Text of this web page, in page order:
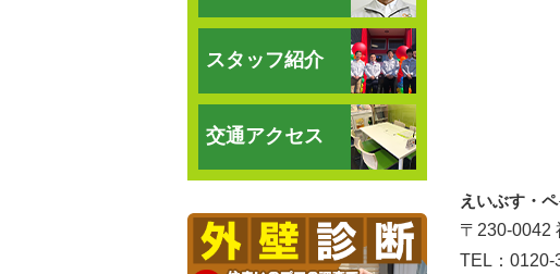
えいぶす・
〒230-0042
TEL：0120-
スタッフ紹介
交通アクセス